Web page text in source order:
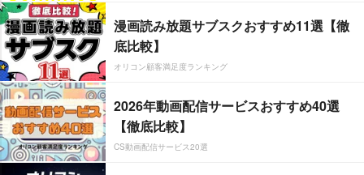
漫画読み放題サブスクおすすめ11選【徹
底比較】
オリコン顧客満足度ランキング
2026年動画配信サービスおすすめ40選
【徹底比較】
CS動画配信サービス20選